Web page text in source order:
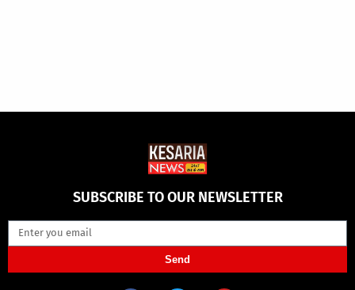
SUBSCRIBE TO OUR NEWSLETTER
Send